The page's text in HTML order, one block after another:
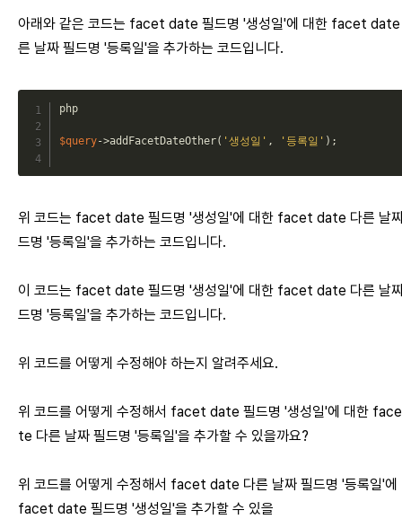
아래와 같은 코드는 facet date 필드명 '생성일'에 대한 facet date
른 날짜 필드명 '등록일'을 추가하는 코드입니다.
php
$query->addFacetDateOther( '생성일' , '등록일' ) ;
위 코드는 facet date 필드명 '생성일'에 대한 facet date 다른 날
드명 '등록일'을 추가하는 코드입니다.
이 코드는 facet date 필드명 '생성일'에 대한 facet date 다른 날
드명 '등록일'을 추가하는 코드입니다.
위 코드를 어떻게 수정해야 하는지 알려주세요.
위 코드를 어떻게 수정해서 facet date 필드명 '생성일'에 대한
te 다른 날짜 필드명 '등록일'을 추가할 수 있을까요?
위 코드를 어떻게 수정해서 facet date 다른 날짜 필드명 '등록일'에
facet date 필드명 '생성일'을 추가할 수 있을